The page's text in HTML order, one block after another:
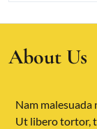
About Us
Nam malesuada
Ut libero tortor,